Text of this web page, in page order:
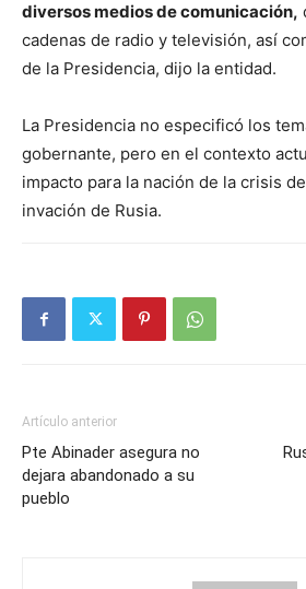
diversos medios de comunicación,
cadenas de radio y televisión, así
de la Presidencia, dijo la entidad.
La Presidencia no especificó los
gobernante, pero en el contexto
impacto para la nación de la crisis
invación de Rusia.
Artículo anterior
Pte Abinader asegura no
dejara abandonado a su
pueblo